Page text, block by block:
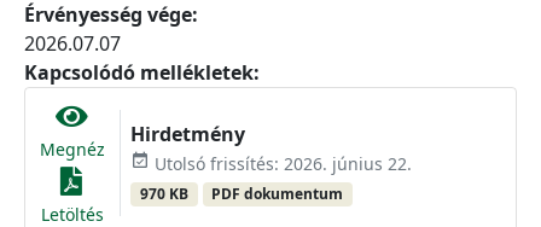
Érvényesség vége:
2026.07.07
Kapcsolódó mellékletek:
Megnéz
Letöltés
Hirdetmény
event_available Utolsó frissítés: 2026. június 22.
970 KB PDF dokumentum